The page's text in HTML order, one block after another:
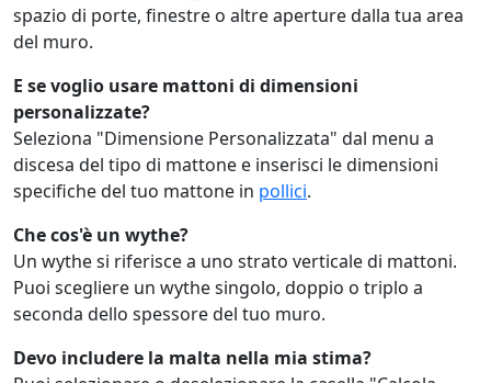
spazio di porte, finestre o altre aperture dalla tua area
del muro.
E se voglio usare mattoni di dimensioni
personalizzate?
Seleziona "Dimensione Personalizzata" dal menu a
discesa del tipo di mattone e inserisci le dimensioni
specifiche del tuo mattone in pollici.
Che cos'è un wythe?
Un wythe si riferisce a uno strato verticale di mattoni.
Puoi scegliere un wythe singolo, doppio o triplo a
seconda dello spessore del tuo muro.
Devo includere la malta nella mia stima?